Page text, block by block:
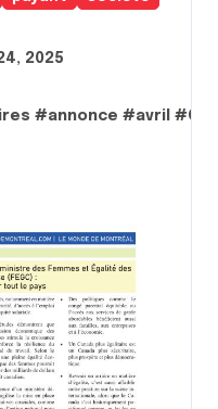
2025
#annonce #avril #